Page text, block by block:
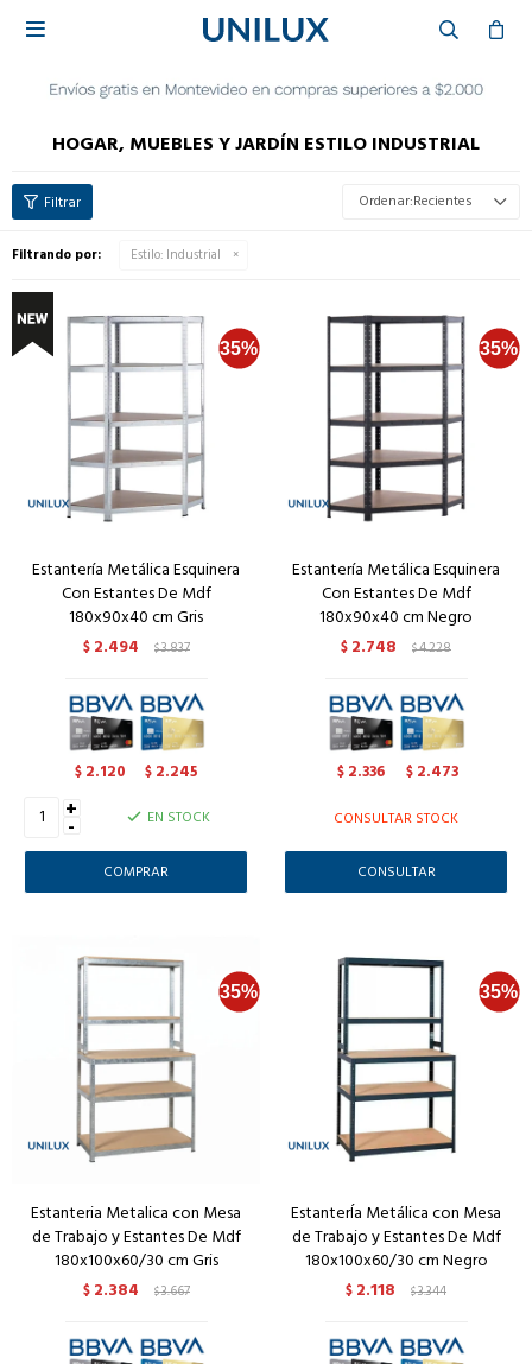

HOGAR, MUEBLES Y JARDÍN ESTILO INDUSTRIAL
Recientes
Filtrando por: Estilo: Industrial
Estantería Metálica Esquinera
Con Estantes De Mdf
180x90x40 cm Gris
$ 2.494 $3.837
$ 2.120 $ 2.245
+
- EN STOCK
Estantería Metálica Esquinera
Con Estantes De Mdf
180x90x40 cm Negro
$ 2.748 $4.228
$ 2.336 $ 2.473
CONSULTAR STOCK
CONSULTAR
Estanteria Metalica con Mesa
de Trabajo y Estantes De Mdf
180x100x60/30 cm Gris
$ 2.384 $3.667
EstanterÍa Metálica con Mesa
de Trabajo y Estantes De Mdf
180x100x60/30 cm Negro
$ 2.118 $3.344